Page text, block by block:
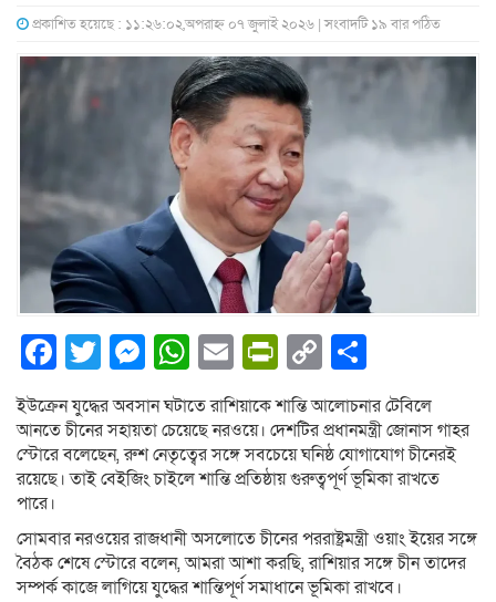
প্রকাশিত হয়েছে : ১১:২৬:০২,অপরাহ্ন ০৭ জুলাই ২০২৬ | সংবাদটি ১৯ বার পঠিত
Facebook
Twitter
Messenger
WhatsApp
EmailPrintFriendly
Copy
Link
ইউক্রেন যুদ্ধের অবসান ঘটাতে রাশিয়াকে শান্তি আলোচনার টেবিলে
আনতে চীনের সহায়তা চেয়েছে নরওয়ে। দেশটির প্রধানমন্ত্রী জোনাস গাহর
স্টোরে বলেছেন, রুশ নেতৃত্বের সঙ্গে সবচেয়ে ঘনিষ্ঠ যোগাযোগ চীনেরই
রয়েছে। তাই বেইজিং চাইলে শান্তি প্রতিষ্ঠায় গুরুত্বপূর্ণ ভূমিকা রাখতে
পারে।
সোমবার নরওয়ের রাজধানী অসলোতে চীনের পররাষ্ট্রমন্ত্রী ওয়াং ইয়ের সঙ্গে
বৈঠক শেষে স্টোরে বলেন, আমরা আশা করছি, রাশিয়ার সঙ্গে চীন তাদের
সম্পর্ক কাজে লাগিয়ে যুদ্ধের শান্তিপূর্ণ সমাধানে ভূমিকা রাখবে।